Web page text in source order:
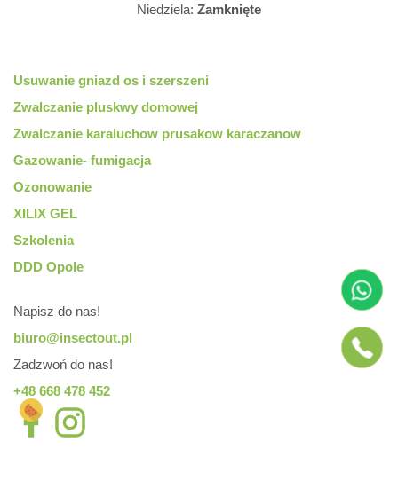
Niedziela: Zamknięte
Usuwanie gniazd os i szerszeni
Zwalczanie pluskwy domowej
Zwalczanie karaluchow prusakow karaczanow
Gazowanie- fumigacja
Ozonowanie
XILIX GEL
Szkolenia
DDD Opole
Napisz do nas!
biuro@insectout.pl
Zadzwoń do nas!
+48 668 478 452
whatsapp